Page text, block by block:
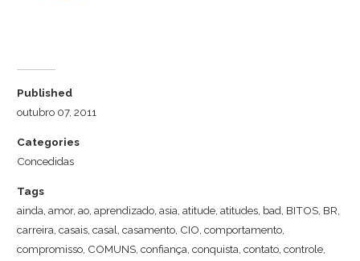
Published
outubro 07, 2011
Categories
Concedidas
Tags
ainda,amor,ao,aprendizado,asia,atitude,atitudes, bad, BITOS, BR,
carreira,casais,casal,casamento, CIO,comportamento,
compromisso, COMUNS,confiança,conquista,contato,controle,